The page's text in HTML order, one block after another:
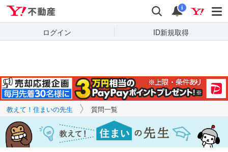
検索 通知
i
ログイン ID新規取得
キーワードで
質問を探す
教えて！住まいの先生 質問一覧